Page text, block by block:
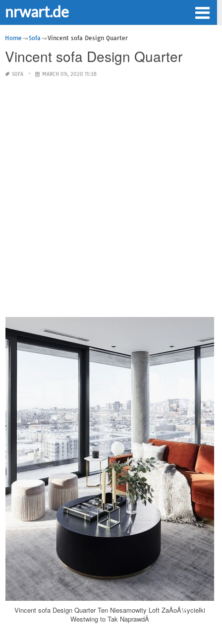
nrwart.de
Home Sofa Vincent sofa Design Quarter
Vincent sofa Design Quarter
SOFA MARCH 09, 2020 11:38
Vincent sofa Design Quarter Ten Niesamowity Loft ZaÅoÅ¼ycielki
Westwing to Tak NaprawdÄ